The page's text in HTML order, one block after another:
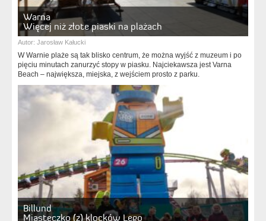
Warna
Więcej niż złote piaski na plażach
Autor: Jarosław Kałucki
W Warnie plaże są tak blisko centrum, że można wyjść z muzeum i po
pięciu minutach zanurzyć stopy w piasku. Najciekawsza jest Varna
Beach – największa, miejska, z wejściem prosto z parku.
Billund
Miasteczko (z) klocków Lego